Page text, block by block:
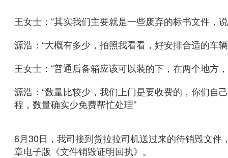
王女士：“其实我们主要就是一些废弃的标书文件，
源浩：“大概有多少，拍照我看看，好安排合适的车
王女士：“普通后备箱应该可以装的下，在两个地方
源浩：“数量比较少，我们上门是要收费的，你们自
程，数量确实少免费帮忙处理”
6月30日，我司接到货拉拉司机送过来的待销毁文
章电子版《文件销毁证明回执》。